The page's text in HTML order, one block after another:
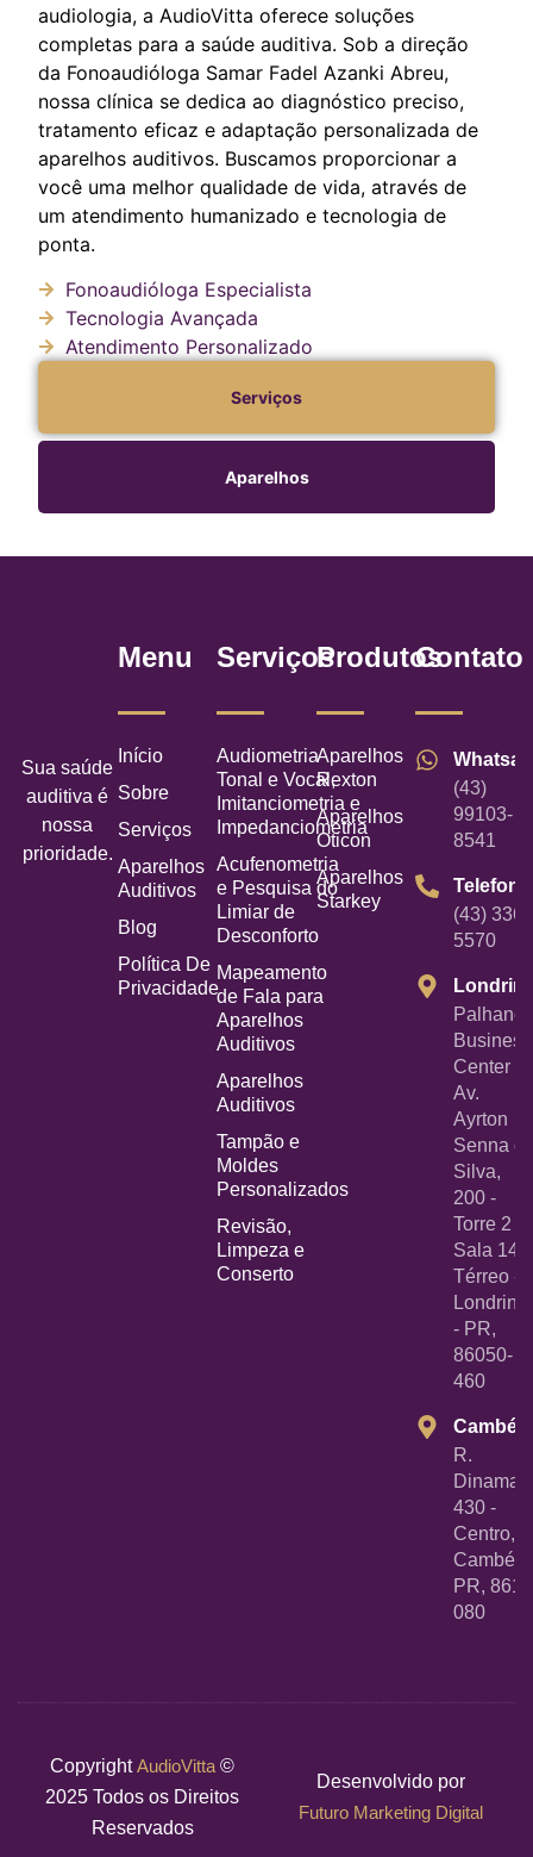
audiologia, a AudioVitta oferece soluções
completas para a saúde auditiva. Sob a direção
da Fonoaudióloga Samar Fadel Azanki Abreu,
nossa clínica se dedica ao diagnóstico preciso,
tratamento eficaz e adaptação personalizada de
aparelhos auditivos. Buscamos proporcionar a
você uma melhor qualidade de vida, através de
um atendimento humanizado e tecnologia de
ponta.
Fonoaudióloga Especialista
Tecnologia Avançada
Atendimento Personalizado
Serviços
Aparelhos
Sua saúde
auditiva é
nossa
prioridade.
Menu
Início
Sobre
Serviços
Aparelhos
Auditivos
Blog
Política De
Privacidade
Serviços
Audiometria
Tonal e Vocal,
Imitanciometria e
Impedanciometria
Acufenometria
e Pesquisa do
Limiar de
Desconforto
Mapeamento
de Fala para
Aparelhos
Auditivos
Aparelhos
Auditivos
Tampão e
Moldes
Personalizados
Revisão,
Limpeza e
Conserto
Produtos
Aparelhos
Rexton
Aparelhos
Oticon
Aparelhos
Starkey
Contato
(43)
99103-
8541
Telefone
(43)
5570
Palhano
Business
Center -
Av.
Ayrton
Senna
Silva,
200 -
Torre 2 -
Sala 14
Térreo -
Londrina
- PR,
86050-
460
Cambé
R.
430 -
Centro,
Cambé -
PR,
080
CopyrightAudioVitta©
2025 Todos os Direitos
Reservados
Desenvolvido por
Futuro Marketing Digital